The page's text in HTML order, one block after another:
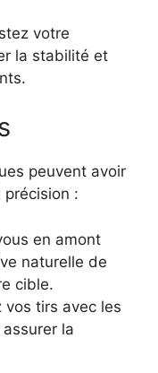
votre
la stabilité et
peuvent avoir
:
en amont
naturelle de
cible.
vos tirs avec les
la